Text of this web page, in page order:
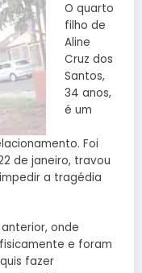
O quarto
filho de
Aline
Cruz dos
Santos,
34 anos,
é um
Foi
de janeiro, travou
a tragédia
onde
e foram
fazer